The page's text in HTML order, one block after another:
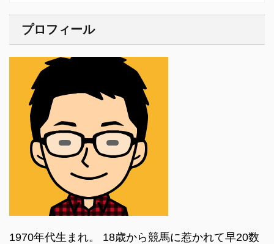
プロフィール
1970年代生まれ。 18歳から競馬に惹かれて早20数